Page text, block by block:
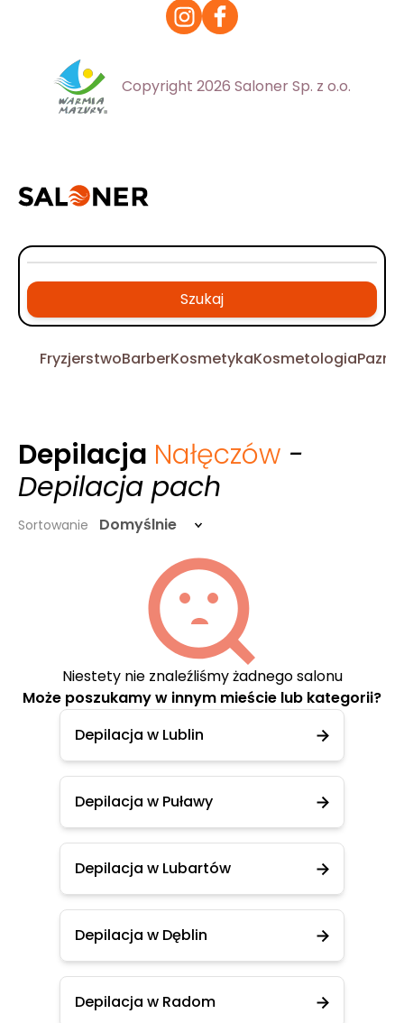
Copyright 2026 Saloner Sp. z o.o.
Szukaj
FryzjerstwoBarberKosmetykaKosmetologia
Depilacja Nałęczów -
Depilacja pach
Sortowanie Domyślnie
Niestety nie znaleźliśmy żadnego salonu
Może poszukamy w innym mieście lub kategorii?
Depilacja w Lublin
Depilacja w Puławy
Depilacja w Lubartów
Depilacja w Dęblin
Depilacja w Radom